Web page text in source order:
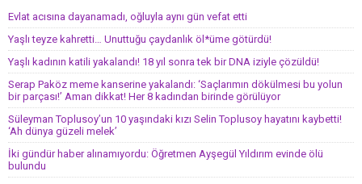
Evlat acısına dayanamadı, oğluyla aynı gün vefat etti
Yaşlı teyze kahretti… Unuttuğu çaydanlık öl*üme götürdü!
Yaşlı kadının katili yakalandı! 18 yıl sonra tek bir DNA iziyle çözüldü!
Serap Paköz meme kanserine yakalandı: ‘Saçlarımın dökülmesi bu yolun
bir parçası!’ Aman dikkat! Her 8 kadından birinde görülüyor
Süleyman Toplusoy’un 10 yaşındaki kızı Selin Toplusoy hayatını kaybetti!
‘Ah dünya güzeli melek’
İki gündür haber alınamıyordu: Öğretmen Ayşegül Yıldırım evinde ölü
bulundu